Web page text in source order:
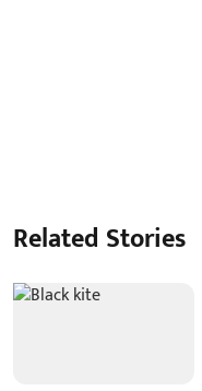
Related Stories